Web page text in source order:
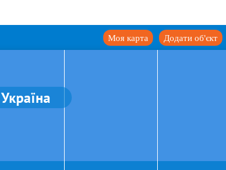
Додати об'єкт
Моя карта
Україна